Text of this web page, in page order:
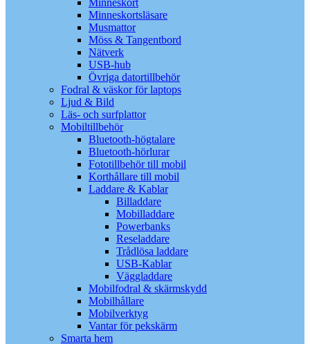
Minneskort
Minneskortsläsare
Musmattor
Möss & Tangentbord
Nätverk
USB-hub
Övriga datortillbehör
Fodral & väskor för laptops
Ljud & Bild
Läs- och surfplattor
Mobiltillbehör
Bluetooth-högtalare
Bluetooth-hörlurar
Fototillbehör till mobil
Korthållare till mobil
Laddare & Kablar
Billaddare
Mobilladdare
Powerbanks
Reseladdare
Trådlösa laddare
USB-Kablar
Väggladdare
Mobilfodral & skärmskydd
Mobilhållare
Mobilverktyg
Vantar för pekskärm
Smarta hem